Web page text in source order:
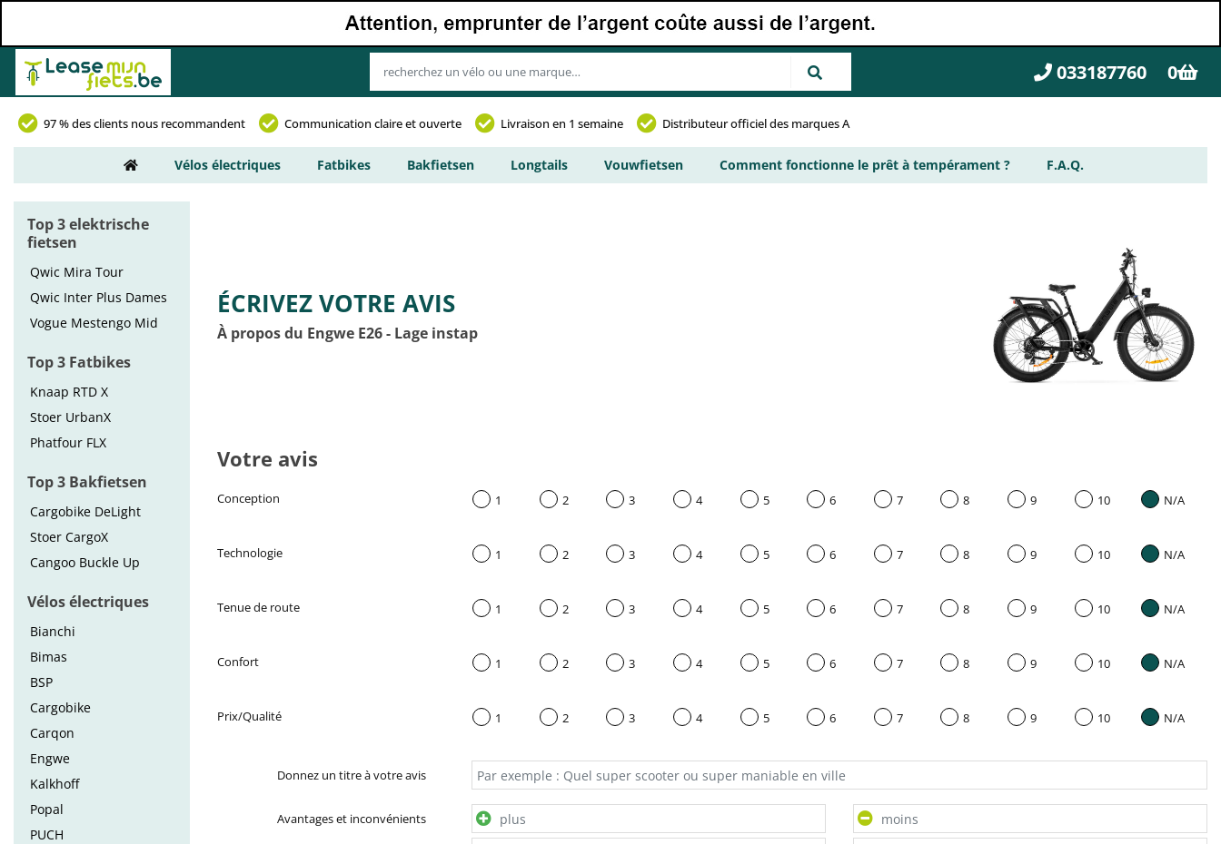
033187760 0
97 % des clients nous recommandent Communication claire et ouverte Livraison en 1 semaine Distributeur officiel des marques A
Vélos électriques Fatbikes Bakfietsen Longtails Vouwfietsen Comment fonctionne le prêt à tempérament ? F.A.Q.
Top 3 elektrische
fietsen
Qwic Mira Tour
Qwic Inter Plus Dames
Vogue Mestengo Mid
Top 3 Fatbikes
Knaap RTD X
Stoer UrbanX
Phatfour FLX
Top 3 Bakfietsen
Cargobike DeLight
Stoer CargoX
Cangoo Buckle Up
Vélos électriques
Bianchi
Bimas
BSP
Cargobike
Carqon
Engwe
Kalkhoff
Popal
PUCH
ÉCRIVEZ VOTRE AVIS
À propos du Engwe E26 - Lage instap
Votre avis
Conception 1 2 3 4 5 6 7 8 9 10 N/A
Technologie 1 2 3 4 5 6 7 8 9 10 N/A
Tenue de route 1 2 3 4 5 6 7 8 9 10 N/A
Confort 1 2 3 4 5 6 7 8 9 10 N/A
Prix/Qualité 1 2 3 4 5 6 7 8 9 10 N/A
Donnez un titre à votre avis
Avantages et inconvénients